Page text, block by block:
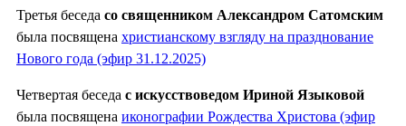
Третья беседа со священником Александром Сатомским
была посвящена христианскому взгляду на празднование
Нового года (эфир 31.12.2025)
Четвертая беседа с искусствоведом Ириной Языковой
была посвящена иконографии Рождества Христова (эфир